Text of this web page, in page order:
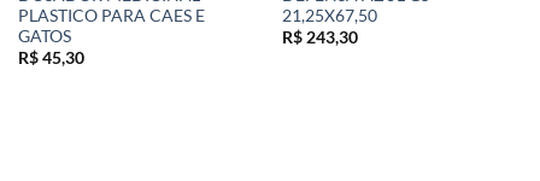
PLASTICO PARA CAES E
GATOS
R$45,30
21,25X67,50
R$243,30